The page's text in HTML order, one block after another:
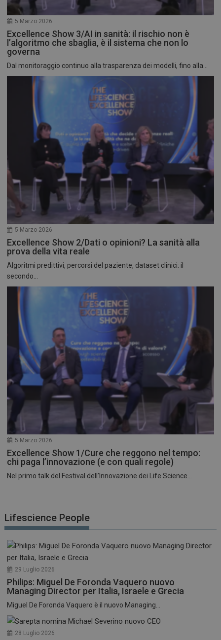
5 Marzo 2026
Excellence Show 3/AI in sanità: il rischio non è
l’algoritmo che sbaglia, è il sistema che non lo
governa
Dal monitoraggio continuo alla trasparenza dei modelli, fino alla...
5 Marzo 2026
Excellence Show 2/Dati o opinioni? La sanità alla
prova della vita reale
Algoritmi predittivi, percorsi del paziente, dataset clinici: il
secondo...
5 Marzo 2026
Excellence Show 1/Cure che reggono nel tempo:
chi paga l’innovazione (e con quali regole)
Nel primo talk del Festival dell’Innovazione dei Life Science...
Lifescience People
29 Luglio 2026
Philips: Miguel De Foronda Vaquero nuovo
Managing Director per Italia, Israele e Grecia
Miguel De Foronda Vaquero è il nuovo Managing...
28 Luglio 2026